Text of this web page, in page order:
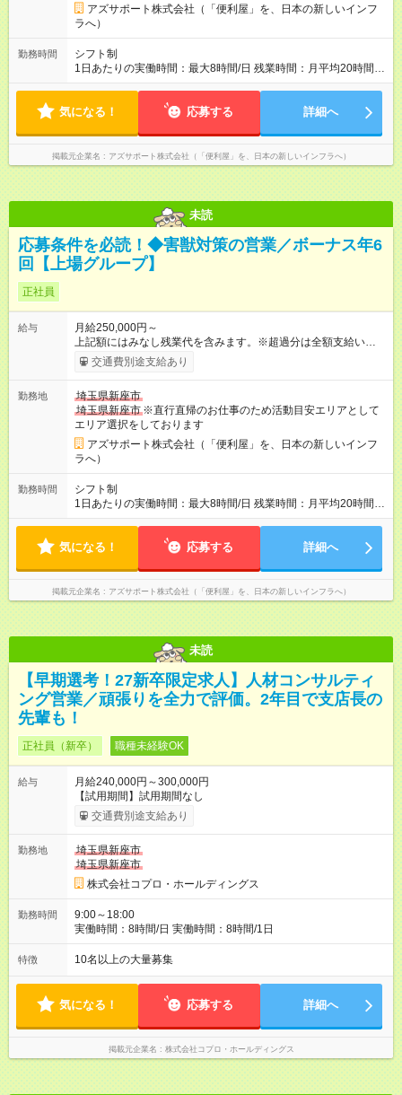
とはほぼありません。 ＜ボーナス5回がどう支払われるか＞ 1月
～3月：月給のみ 4月～11月：月給＋ボーナスA 12月：月給＋ボ
ーナスA＋ボーナスB --------------------------------- 昇給：あり ※年
1回評価に基づく 手当：あり 全額100%支給 ・交通費（通勤
費） ・業務における活動費 ・超過勤務手当 【注意】 貸与する
かる場合、各自での負担となります 【試用期間】試用期間あり
試用期間の長さ：4ヶ月 ※ 雇用形態と給与に、本採用時と異なる
部分があります。 雇用形態：中途採用（契約社員） 給与：本採
用時と同じです。 試用期間中は嘱託社員契約となります。嘱託
社員契約中の給与・待遇・福利厚生は正社員のものと同じで
す。99％の方が試用期間後に正社員に移行しております。
アズサポート株式会社（「便利屋」を、日本の新しいインフ
ラへ）
勤務時間
シフト制
1日あたりの実働時間：最大8時間/日 残業時間：月平均20時間程
度 ※閑散月10時間ほど、繁忙期40時間ほど 【注意】 直行直帰の
によっては出勤・退勤時間が変動する場合がございます 例）
時代
気になる！ 応募する 詳細へ
掲載元企業名 アズサポート株式会社（「便利屋」を、日本の新しいインフラへ）
未読
応募条件を必読！◆害獣対策の営業／ボーナス年6
回【上場グループ】
正社員
給与
月給250,000円～
上記額にはみなし残業代を含みます。※超過分は全額支給いたし
ます。 みなし残業代 73,808円／月 みなし残業時間 45時間／月
＜ボーナス＞ 合計で「年6回」お渡し └3ヶ月ごと（年4回）→A
万/年程度で動きます（一番高い方ですと400万超え） ※ボー
ナス合計が極端に150万を切る等ということはありません ＜年
収イメージ＞ (1)各月のボーナス支払い 1月～3月：月給のみ 4
月、7月、10月：月給＋ボーナスA 6月、12月：月給＋ボーナス
B (2)経験年数に伴う年収推移 入社1年目：470万（3割）～520
万円以上（6割）～高い方（1割）600万超え 3年目： 7割の社員
が年収600万円以上 --------------------------------- 昇給：あり ※年1
回評価に基づく 手当：あり 全額100%支給 ・交通費（通勤
社用車は、社員各自が保管していただきます 駐車場代が仮にか
かる場合、各自での負担となります 【試用期間】試用期間あり
試用期間の長さ：4ヶ月 ※ 雇用形態と給与に、本採用時と異なる
部分があります。 雇用形態：中途採用（契約社員） 給与：本採
用時と同じです。 試用期間中は嘱託社員契約となります。嘱託
社員契約中の給与・待遇・福利厚生は正社員のものと同じで
交通費別途支給あり
勤務地
埼玉県新座市
埼玉県新座市 ※直行直帰のお仕事のため活動目安エリアとして
エリア選択をしております
アズサポート株式会社（「便利屋」を、日本の新しいインフ
ラへ）
勤務時間
シフト制
1日あたりの実働時間：最大8時間/日 残業時間：月平均20時間程
度 ※閑散月10時間ほど、繁忙期40時間ほど 【注意】 直行直帰の
によっては出勤・退勤時間が変動する場合がございます 例）
時代
気になる！ 応募する 詳細へ
掲載元企業名 アズサポート株式会社（「便利屋」を、日本の新しいインフラへ）
未読
【早期選考！27新卒限定求人】人材コンサルティ
ング営業／頑張りを全力で評価。2年目で支店長の
先輩も！
正社員（新卒） 職種未経験OK
給与
月給240,000円～300,000円
【試用期間】試用期間なし
交通費別途支給あり
勤務地
埼玉県新座市
埼玉県新座市
株式会社コプロ・ホールディングス
勤務時間
9:00～18:00
実働時間：8時間/日 実働時間：8時間/1日
特徴 10名以上の大量募集
気になる！ 応募する 詳細へ
掲載元企業名 株式会社コプロ・ホールディングス